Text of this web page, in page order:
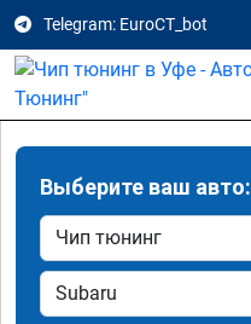
Telegram: EuroCT_bot
Выберите ваш авто: